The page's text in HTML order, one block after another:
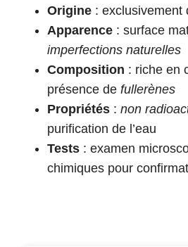
Origine : exclusivement
Apparence : surface
imperfections naturelles
Composition : riche en
présence de fullerènes
Propriétés : non
purification de l’eau
Tests : examen
chimiques pour